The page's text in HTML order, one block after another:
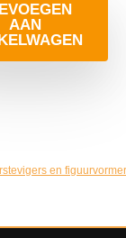
AAN
en